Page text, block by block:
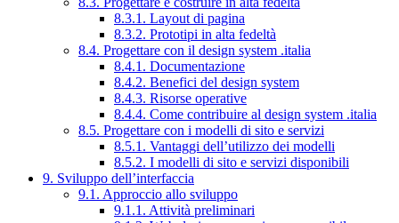
8.3.1. Layout di pagina
8.3.2. Prototipi in alta fedeltà
8.4. Progettare con il design system .italia
8.4.1. Documentazione
8.4.2. Benefici del design system
8.4.3. Risorse operative
8.4.4. Come contribuire al design system .italia
8.5. Progettare con i modelli di sito e servizi
8.5.1. Vantaggi dell’utilizzo dei modelli
8.5.2. I modelli di sito e servizi disponibili
9. Sviluppo dell’interfaccia
9.1. Approccio allo sviluppo
9.1.1. Attività preliminari